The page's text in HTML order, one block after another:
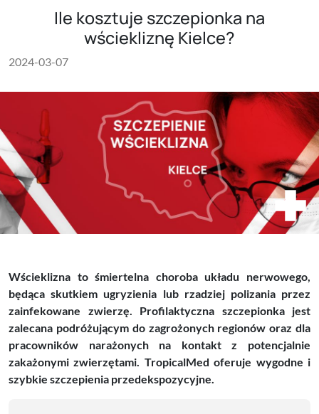
Ile kosztuje szczepionka na
wściekliznę Kielce?
2024-03-07
Wścieklizna to śmiertelna choroba układu nerwowego,
będąca skutkiem ugryzienia lub rzadziej polizania przez
zainfekowane zwierzę. Profilaktyczna szczepionka jest
zalecana podróżującym do zagrożonych regionów oraz dla
pracowników narażonych na kontakt z potencjalnie
zakażonymi zwierzętami. TropicalMed oferuje wygodne i
szybkie szczepienia przedekspozycyjne.